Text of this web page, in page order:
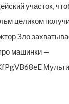
участок,
целиком
Зло
машинки —